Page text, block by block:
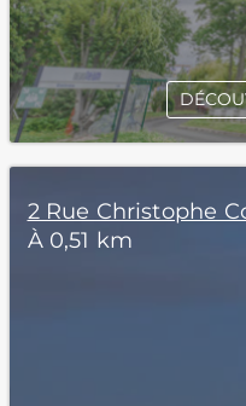
2 Rue Christophe
À 0,51 km